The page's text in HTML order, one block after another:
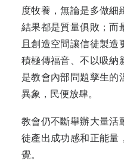
度牧養，無論是多做細
結果都是質量俱敗；而
且創造空間讓信徒製造
積極傳福音、不以吸納
是教會內部問題孳生的
異象，民便放肆。
教會仍不斷舉辦大量活
徒產出成功感和正能量
覺。